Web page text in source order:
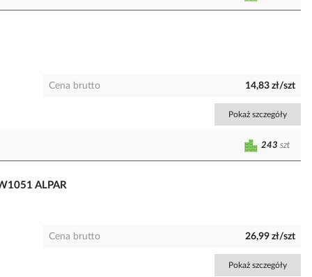
Cena brutto 14,83 zł/szt
Pokaż szczegóły
243 szt
ALPAR
Cena brutto 26,99 zł/szt
Pokaż szczegóły